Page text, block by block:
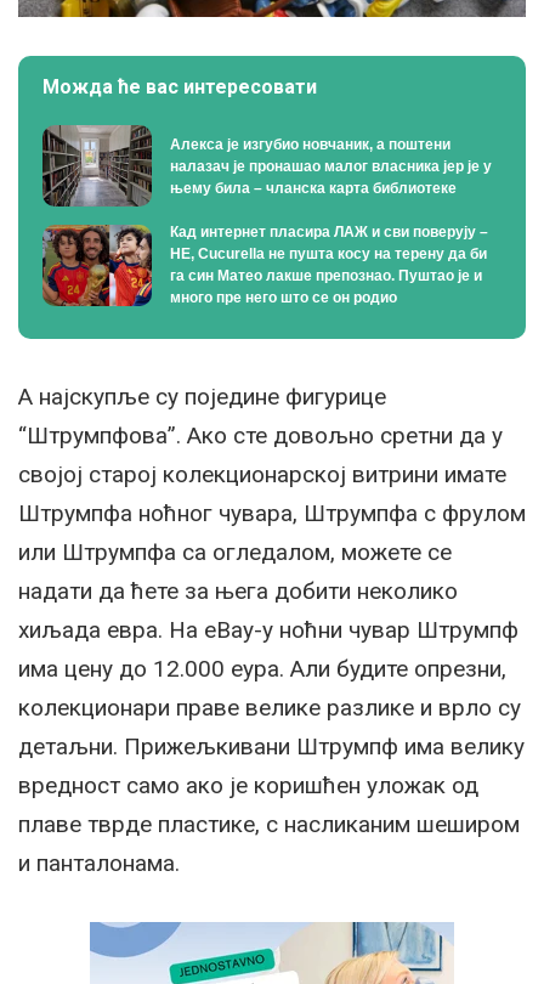
Можда ће вас интересовати
Алекса је изгубио новчаник, а поштени
налазач је пронашао малог власника јер је у
њему била – чланска карта библиотеке
Кад интернет пласира ЛАЖ и сви поверују –
НЕ, Cucurella не пушта косу на терену да би
га син Матео лакше препознао. Пуштао је и
много пре него што се он родио
А најскупље су поједине фигурице
“Штрумпфова”. Ако сте довољно сретни да у
својој старој колекционарској витрини имате
Штрумпфа ноћног чувара, Штрумпфа с фрулом
или Штрумпфа са огледалом, можете се
надати да ћете за њега добити неколико
хиљада евра. На eBay-у ноћни чувар Штрумпф
има цену до 12.000 еура. Али будите опрезни,
колекционари праве велике разлике и врло су
детаљни. Прижељкивани Штрумпф има велику
вредност само ако је коришћен уложак од
плаве тврде пластике, с насликаним шеширом
и панталонама.